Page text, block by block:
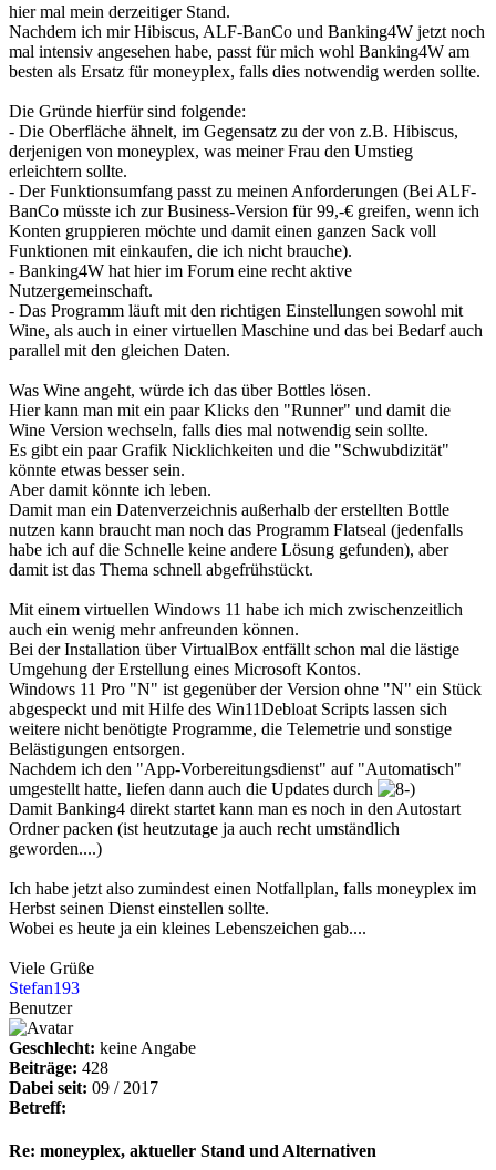
hier mal mein derzeitiger Stand.
Nachdem ich mir Hibiscus, ALF-BanCo und Banking4W jetzt noch
mal intensiv angesehen habe, passt für mich wohl Banking4W am
besten als Ersatz für moneyplex, falls dies notwendig werden sollte.
Die Gründe hierfür sind folgende:
- Die Oberfläche ähnelt, im Gegensatz zu der von z.B. Hibiscus,
derjenigen von moneyplex, was meiner Frau den Umstieg
erleichtern sollte.
- Der Funktionsumfang passt zu meinen Anforderungen (Bei ALF-
BanCo müsste ich zur Business-Version für 99,-€ greifen, wenn ich
Konten gruppieren möchte und damit einen ganzen Sack voll
Funktionen mit einkaufen, die ich nicht brauche).
- Banking4W hat hier im Forum eine recht aktive
Nutzergemeinschaft.
- Das Programm läuft mit den richtigen Einstellungen sowohl mit
Wine, als auch in einer virtuellen Maschine und das bei Bedarf auch
parallel mit den gleichen Daten.
Was Wine angeht, würde ich das über Bottles lösen.
Hier kann man mit ein paar Klicks den "Runner" und damit die
Wine Version wechseln, falls dies mal notwendig sein sollte.
Es gibt ein paar Grafik Nicklichkeiten und die "Schwubdizität"
könnte etwas besser sein.
Aber damit könnte ich leben.
Damit man ein Datenverzeichnis außerhalb der erstellten Bottle
nutzen kann braucht man noch das Programm Flatseal (jedenfalls
habe ich auf die Schnelle keine andere Lösung gefunden), aber
damit ist das Thema schnell abgefrühstückt.
Mit einem virtuellen Windows 11 habe ich mich zwischenzeitlich
auch ein wenig mehr anfreunden können.
Bei der Installation über VirtualBox entfällt schon mal die lästige
Umgehung der Erstellung eines Microsoft Kontos.
Windows 11 Pro "N" ist gegenüber der Version ohne "N" ein Stück
abgespeckt und mit Hilfe des Win11Debloat Scripts lassen sich
weitere nicht benötigte Programme, die Telemetrie und sonstige
Belästigungen entsorgen.
Nachdem ich den "App-Vorbereitungsdienst" auf "Automatisch"
umgestellt hatte, liefen dann auch die Updates durch
Damit Banking4 direkt startet kann man es noch in den Autostart
Ordner packen (ist heutzutage ja auch recht umständlich
geworden....)
Ich habe jetzt also zumindest einen Notfallplan, falls moneyplex im
Herbst seinen Dienst einstellen sollte.
Wobei es heute ja ein kleines Lebenszeichen gab....
Viele Grüße
Stefan193
Benutzer
Geschlecht: keine Angabe
Beiträge: 428
Dabei seit: 09 / 2017
Betreff:
Re: moneyplex, aktueller Stand und Alternativen